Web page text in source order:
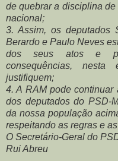
de quebrar a disciplina
nacional;
3. Assim, os deputados
Berardo e Paulo Neves
dos seus atos e
consequências,
justifiquem;
4. A RAM pode
dos deputados do PSD-
da nossa população
respeitando as regras e
O Secretário-Geral do
Rui Abreu